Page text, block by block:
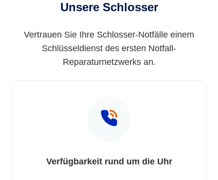
Unsere Schlosser
Vertrauen Sie Ihre Schlosser-Notfälle einem
Schlüsseldienst des ersten Notfall-
Reparaturnetzwerks an.
Verfügbarkeit rund um die Uhr